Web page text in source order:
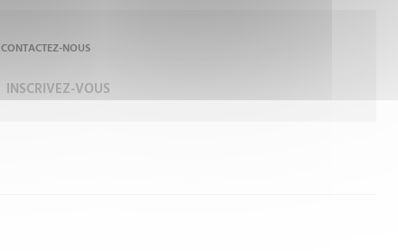
CONTACTEZ-NOUS
INSCRIVEZ-VOUS